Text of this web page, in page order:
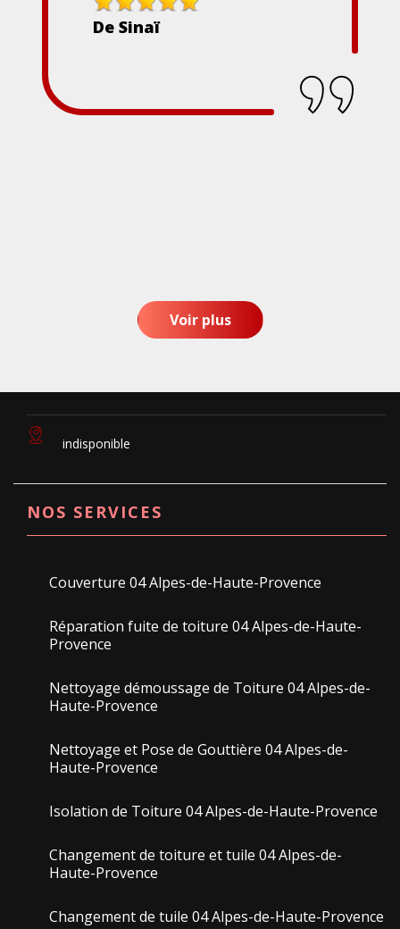
De Sinaï
Voir plus
indisponible
NOS SERVICES
Couverture 04 Alpes-de-Haute-Provence
Réparation fuite de toiture 04 Alpes-de-Haute-
Provence
Nettoyage démoussage de Toiture 04 Alpes-de-
Haute-Provence
Nettoyage et Pose de Gouttière 04 Alpes-de-
Haute-Provence
Isolation de Toiture 04 Alpes-de-Haute-Provence
Changement de toiture et tuile 04 Alpes-de-
Haute-Provence
Changement de tuile 04 Alpes-de-Haute-Provence